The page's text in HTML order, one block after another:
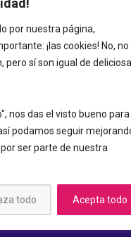
por nuestra página,
¡las cookies! No, no
pero sí son igual de
nos das el visto bueno para
podamos seguir
ser parte de nuestra
todo Acepta todo
©